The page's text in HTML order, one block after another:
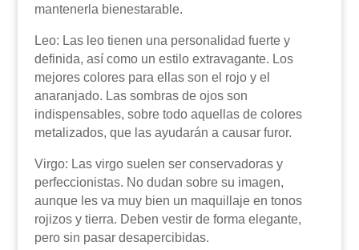
mantenerla bienestarable.
Leo: Las leo tienen una personalidad fuerte y
definida, así como un estilo extravagante. Los
mejores colores para ellas son el rojo y el
anaranjado. Las sombras de ojos son
indispensables, sobre todo aquellas de colores
metalizados, que las ayudarán a causar furor.
Virgo: Las virgo suelen ser conservadoras y
perfeccionistas. No dudan sobre su imagen,
aunque les va muy bien un maquillaje en tonos
rojizos y tierra. Deben vestir de forma elegante,
pero sin pasar desapercibidas.